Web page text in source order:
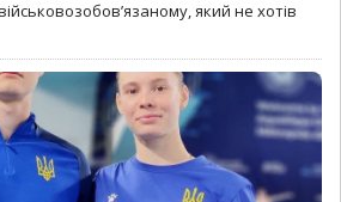
який не хотів